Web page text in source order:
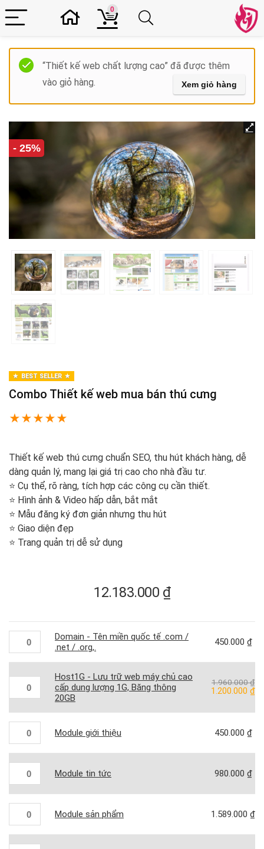
0
“Thiết kế web chất lượng cao” đã được thêm
vào giỏ hàng.
Xem giỏ hàng
- 25%
BEST SELLER
Combo Thiết kế web mua bán thú cưng
★★★★★
Thiết kế web thú cưng chuẩn SEO, thu hút khách hàng, dễ
dàng quản lý, mang lại giá trị cao cho nhà đầu tư.
⭐️ Cụ thể, rõ ràng, tích hợp các công cụ cần thiết.
⭐️ Hình ảnh & Video hấp dẫn, bắt mắt
⭐️ Mẫu đăng ký đơn giản nhưng thu hút
⭐️ Giao diện đẹp
⭐️ Trang quản trị dễ sử dụng
12.183.000 ₫
Domain - Tên miền quốc tế .com /
.net / .org,.
450.000 ₫
Host1G - Lưu trữ web máy chủ cao
cấp dung lượng 1G, Băng thông
20GB
1.960.000₫
Giá
là:
1.200.000 ₫
tại
Module giới thiệu 450.000 ₫
Module tin tức 980.000 ₫
Module sản phẩm 1.589.000 ₫